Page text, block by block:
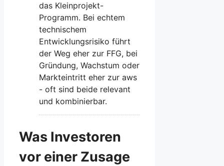
das Kleinprojekt-
Programm. Bei echtem
technischem
Entwicklungsrisiko führt
der Weg eher zur FFG, bei
Gründung, Wachstum oder
Markteintritt eher zur aws
- oft sind beide relevant
und kombinierbar.
Was Investoren
vor einer Zusage